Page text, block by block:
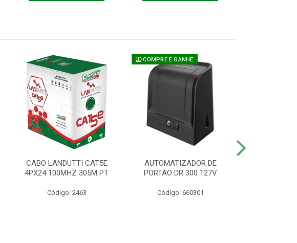
CABO LANDUTTI CAT5E
4PX24 100MHZ 305M PT
Código: 2463
COMPRE E GANHE
AUTOMATIZADOR DE
PORTÃO DR 300 127V
Código: 660301